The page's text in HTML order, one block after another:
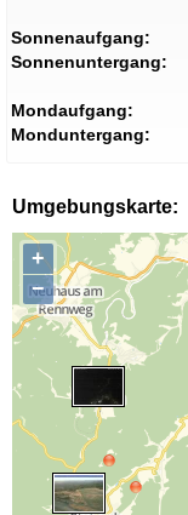
Sonnenaufgang:
Sonnenuntergang:
Mondaufgang:
Monduntergang:
Umgebungskarte:
+
−